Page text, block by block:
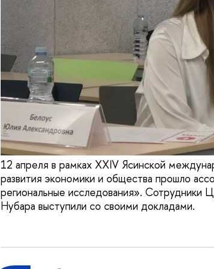
12 апреля в рамках XXIV Ясинской
развития экономики и общества прошло
региональные исследования».
Нубара выступили со своими докладами.